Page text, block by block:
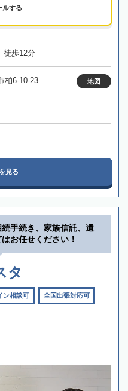
ルする
徒歩12分
柏6-10-23 地図
見る
続手続き、家族信託、遺
お任せください！
タ
ン相談可 全国出張対応可